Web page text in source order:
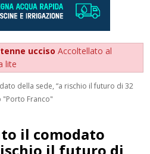
uccisoAccoltellato al
lite
della sede, “a rischio il futuro di 32
"Porto Franco"
il comodato
il futuro di